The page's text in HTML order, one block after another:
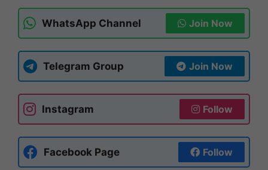
WhatsApp Channel Join Now
Telegram Group Join Now
Instagram Follow
Facebook Page Follow